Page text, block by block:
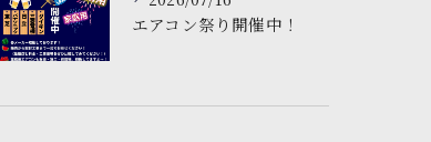
エアコン祭り開催中！